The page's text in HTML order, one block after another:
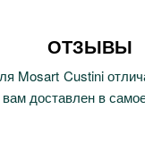
ОТЗЫВЫ
Mosart Custini
вам доставлен в